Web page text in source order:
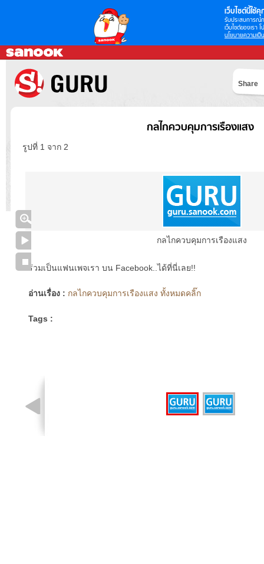
เว็บไซต์นี้ใช้คุ
รับประสบการณ์
เว็บไซต์ของเรา
นโยบายความเป็
Share
กลไกควบคุมการเรืองแสง
รูปที่ 1 จาก 2
กลไกควบคุมการเรืองแสง
ร่วมเป็นแฟนเพจเรา บน Facebook..ได้ที่นี่เลย!!
อ่านเรื่อง : กลไกควบคุมการเรืองแสง ทั้งหมดคลิ๊ก
Tags :